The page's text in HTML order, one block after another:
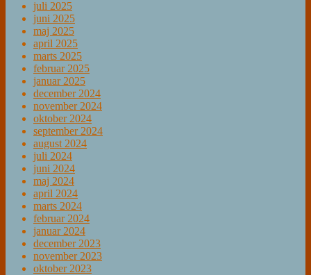
juli 2025
juni 2025
maj 2025
april 2025
marts 2025
februar 2025
januar 2025
december 2024
november 2024
oktober 2024
september 2024
august 2024
juli 2024
juni 2024
maj 2024
april 2024
marts 2024
februar 2024
januar 2024
december 2023
november 2023
oktober 2023